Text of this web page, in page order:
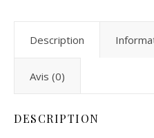
Description
Avis (0)
DESCRIPTION